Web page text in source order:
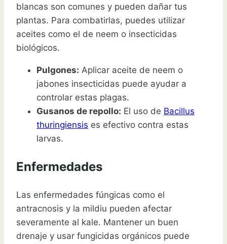
blancas son comunes y pueden dañar tus
plantas. Para combatirlas, puedes utilizar
aceites como el de neem o insecticidas
biológicos.
Pulgones: Aplicar aceite de neem o
jabones insecticidas puede ayudar a
controlar estas plagas.
Gusanos de repollo: El uso de Bacillus
thuringiensis es efectivo contra estas
larvas.
Enfermedades
Las enfermedades fúngicas como el
antracnosis y la mildiu pueden afectar
severamente al kale. Mantener un buen
drenaje y usar fungicidas orgánicos puede